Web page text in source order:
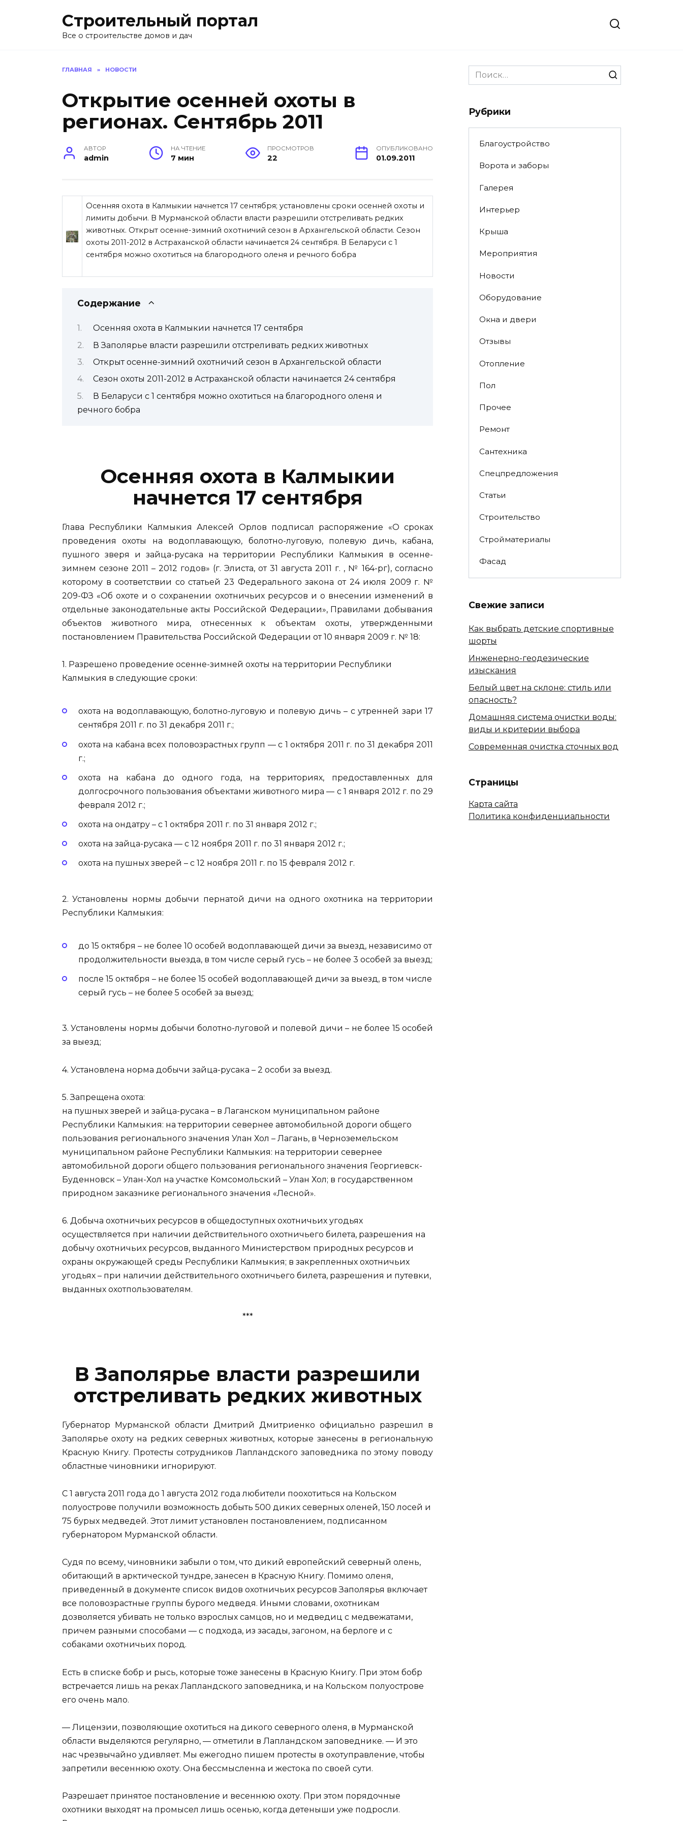
Строительный портал
Все о строительстве домов и дач
ГЛАВНАЯ » НОВОСТИ
Открытие осенней охоты в
регионах. Сентябрь 2011
АВТОР
admin
НА ЧТЕНИЕ
7 мин
ПРОСМОТРОВ
22
ОПУБЛИКОВАНО
01.09.2011
Осенняя охота в Калмыкии начнется 17 сентября; установлены сроки осенней охоты и
лимиты добычи. В Мурманской области власти разрешили отстреливать редких
животных. Открыт осенне-зимний охотничий сезон в Архангельской области. Сезон
охоты 2011-2012 в Астраханской области начинается 24 сентября. В Беларуси с 1
сентября можно охотиться на благородного оленя и речного бобра
Содержание
Осенняя охота в Калмыкии начнется 17 сентября
В Заполярье власти разрешили отстреливать редких животных
Открыт осенне-зимний охотничий сезон в Архангельской области
Сезон охоты 2011-2012 в Астраханской области начинается 24 сентября
В Беларуси с 1 сентября можно охотиться на благородного оленя и
речного бобра
Осенняя охота в Калмыкии
начнется 17 сентября
Глава Республики Калмыкия Алексей Орлов подписал распоряжение «О сроках
проведения охоты на водоплавающую, болотно-луговую, полевую дичь, кабана,
пушного зверя и зайца-русака на территории Республики Калмыкия в осенне-
зимнем сезоне 2011 – 2012 годов» (г. Элиста, от 31 августа 2011 г. , № 164-рг), согласно
которому в соответствии со статьей 23 Федерального закона от 24 июля 2009 г. №
209-ФЗ «Об охоте и о сохранении охотничьих ресурсов и о внесении изменений в
отдельные законодательные акты Российской Федерации», Правилами добывания
объектов животного мира, отнесенных к объектам охоты, утвержденными
постановлением Правительства Российской Федерации от 10 января 2009 г. № 18:
1. Разрешено проведение осенне-зимней охоты на территории Республики
Калмыкия в следующие сроки:
охота на водоплавающую, болотно-луговую и полевую дичь – с утренней зари 17
сентября 2011 г. по 31 декабря 2011 г.;
охота на кабана всех половозрастных групп — с 1 октября 2011 г. по 31 декабря 2011
г.;
охота на кабана до одного года, на территориях, предоставленных для
долгосрочного пользования объектами животного мира — с 1 января 2012 г. по 29
февраля 2012 г.;
охота на ондатру – с 1 октября 2011 г. по 31 января 2012 г.;
охота на зайца-русака — с 12 ноября 2011 г. по 31 января 2012 г.;
охота на пушных зверей – с 12 ноября 2011 г. по 15 февраля 2012 г.
2. Установлены нормы добычи пернатой дичи на одного охотника на территории
Республики Калмыкия:
до 15 октября – не более 10 особей водоплавающей дичи за выезд, независимо от
продолжительности выезда, в том числе серый гусь – не более 3 особей за выезд;
после 15 октября – не более 15 особей водоплавающей дичи за выезд, в том числе
серый гусь – не более 5 особей за выезд;
3. Установлены нормы добычи болотно-луговой и полевой дичи – не более 15 особей
за выезд;
4. Установлена норма добычи зайца-русака – 2 особи за выезд.
5. Запрещена охота:
на пушных зверей и зайца-русака – в Лаганском муниципальном районе
Республики Калмыкия: на территории севернее автомобильной дороги общего
пользования регионального значения Улан Хол – Лагань, в Черноземельском
муниципальном районе Республики Калмыкия: на территории севернее
автомобильной дороги общего пользования регионального значения Георгиевск-
Буденновск – Улан-Хол на участке Комсомольский – Улан Хол; в государственном
природном заказнике регионального значения «Лесной».
6. Добыча охотничьих ресурсов в общедоступных охотничьих угодьях
осуществляется при наличии действительного охотничьего билета, разрешения на
добычу охотничьих ресурсов, выданного Министерством природных ресурсов и
охраны окружающей среды Республики Калмыкия; в закрепленных охотничьих
угодьях – при наличии действительного охотничьего билета, разрешения и путевки,
выданных охотпользователям.
***
В Заполярье власти разрешили
отстреливать редких животных
Губернатор Мурманской области Дмитрий Дмитриенко официально разрешил в
Заполярье охоту на редких северных животных, которые занесены в региональную
Красную Книгу. Протесты сотрудников Лапландского заповедника по этому поводу
областные чиновники игнорируют.
С 1 августа 2011 года до 1 августа 2012 года любители поохотиться на Кольском
полуострове получили возможность добыть 500 диких северных оленей, 150 лосей и
75 бурых медведей. Этот лимит установлен постановлением, подписанном
губернатором Мурманской области.
Судя по всему, чиновники забыли о том, что дикий европейский северный олень,
обитающий в арктической тундре, занесен в Красную Книгу. Помимо оленя,
приведенный в документе список видов охотничьих ресурсов Заполярья включает
все половозрастные группы бурого медведя. Иными словами, охотникам
дозволяется убивать не только взрослых самцов, но и медведиц с медвежатами,
причем разными способами — с подхода, из засады, загоном, на берлоге и с
собаками охотничьих пород.
Есть в списке бобр и рысь, которые тоже занесены в Красную Книгу. При этом бобр
встречается лишь на реках Лапландского заповедника, и на Кольском полуострове
его очень мало.
— Лицензии, позволяющие охотиться на дикого северного оленя, в Мурманской
области выделяются регулярно, — отметили в Лапландском заповеднике. — И это
нас чрезвычайно удивляет. Мы ежегодно пишем протесты в охотуправление, чтобы
запретили весеннюю охоту. Она бессмысленна и жестока по своей сути.
Разрешает принятое постановление и весеннюю охоту. При этом порядочные
охотники выходят на промысел лишь осенью, когда детеныши уже подросли.
Search
for:
Рубрики
Благоустройство
Ворота и заборы
Галерея
Интерьер
Крыша
Мероприятия
Новости
Оборудование
Окна и двери
Отзывы
Отопление
Пол
Прочее
Ремонт
Сантехника
Спецпредложения
Статьи
Строительство
Стройматериалы
Фасад
Свежие записи
Как выбрать детские спортивные
шорты
Инженерно-геодезические
изыскания
Белый цвет на склоне: стиль или
опасность?
Домашняя система очистки воды:
виды и критерии выбора
Современная очистка сточных вод
Страницы
Карта сайта
Политика конфиденциальности